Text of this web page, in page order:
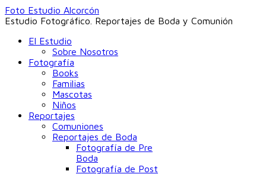
Foto Estudio Alcorcón
Estudio Fotográfico. Reportajes de Boda y Comunión
El Estudio
Sobre Nosotros
Fotografía
Books
Familias
Mascotas
Niños
Reportajes
Comuniones
Reportajes de Boda
Fotografía de Pre
Boda
Fotografía de Post